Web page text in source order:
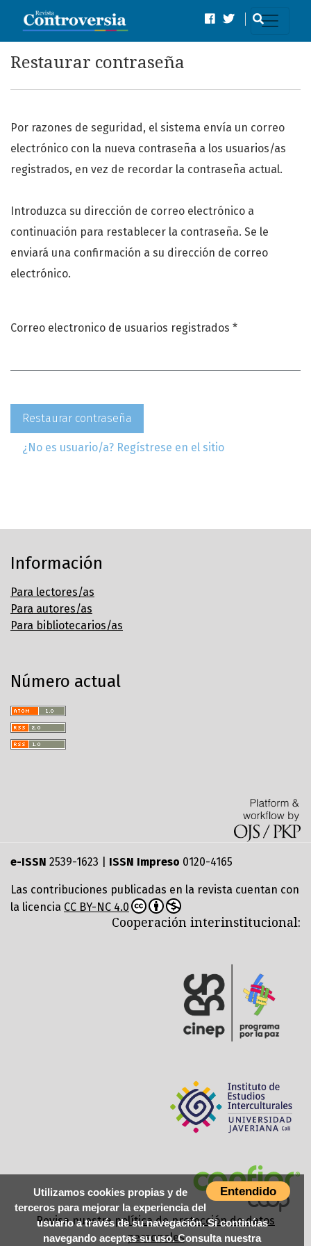
Restaurar contraseña
Restaurar contraseña
Por razones de seguridad, el sistema envía un correo
electrónico con la nueva contraseña a los usuarios/as
registrados, en vez de recordar la contraseña actual.
Introduzca su dirección de correo electrónico a
continuación para restablecer la contraseña. Se le
enviará una confirmación a su dirección de correo
electrónico.
Correo electronico de usuarios registrados *Obligatorio
Restaurar contraseña
¿No es usuario/a? Regístrese en el sitio
Entendido
Utilizamos cookies propias y de
terceros para mejorar la experiencia del
usuario a través de su navegación. Si continúas
navegando aceptas su uso. Consulta nuestra
Información
Para lectores/as
Para autores/as
Para bibliotecarios/as
Número actual
e-ISSN 2539-1623 | ISSN Impreso 0120-4165
Las contribuciones publicadas en la revista cuentan con
la licencia CC BY-NC 4.0
Cooperación interinstitucional:
Revisa nuestrapolítica de protección de datos
personales